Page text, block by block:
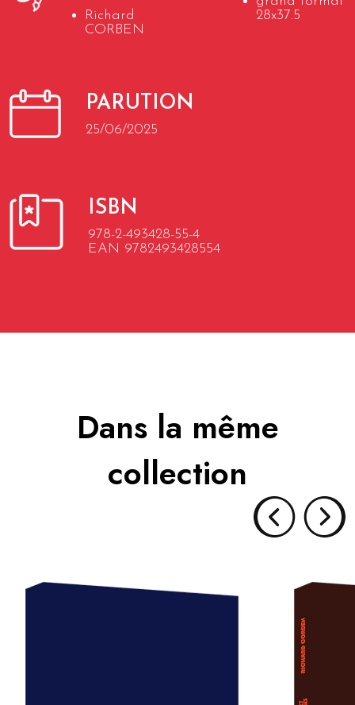
Richard
CORBEN
28x37.5
PARUTION
25/06/2025
ISBN
978-2-493428-55-4
EAN 9782493428554
Dans la même
collection
BLOODSTAR – Edition limitée